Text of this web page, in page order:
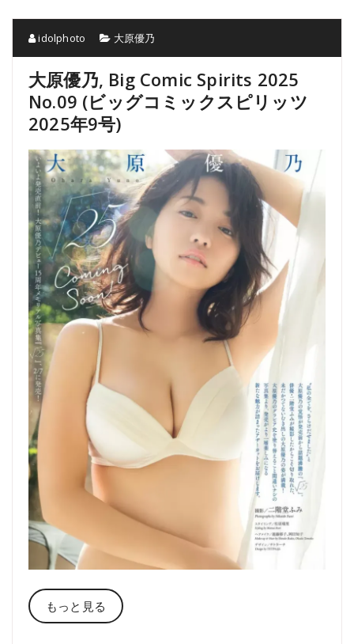
idolphoto 大原優乃
大原優乃, Big Comic Spirits 2025
No.09 (ビッグコミックスピリッツ
2025年9号)
もっと見る